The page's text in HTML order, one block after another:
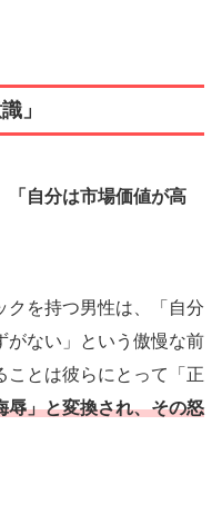
」
「自分は市場価値が高
クを持つ男性は、「自分
がない」という傲慢な前
ことは彼らにとって「正
辱」と変換され、その怒